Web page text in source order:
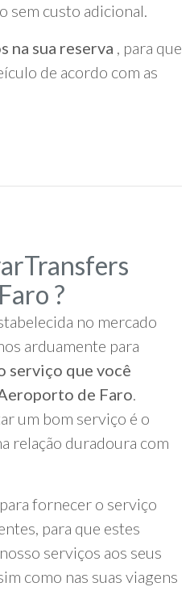
sem custo adicional.
na sua reserva , para que
de acordo com as
?
no mercado
arduamente para
serviço que você
de Faro.
um bom serviço é o
relação duradoura com
fornecer o serviço
para que estes
serviços aos seus
como nas suas viagens